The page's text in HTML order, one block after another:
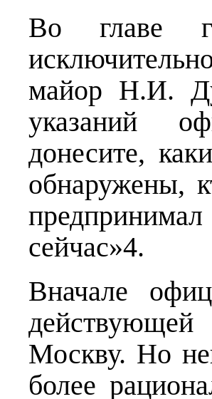
Во главе
майор Н.И.
указаний
донесите,
обнаружены,
сейчас»4.
Вначале
Москву. Но
более